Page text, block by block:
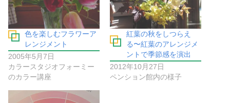
色を楽しむフラワーア
レンジメント
2005年5月7日
カラースタジオフォーミー
のカラー講座
紅葉の秋をしつらえ
る〜紅葉のアレンジメ
ントで季節感を演出
2012年10月27日
ペンション館内の様子